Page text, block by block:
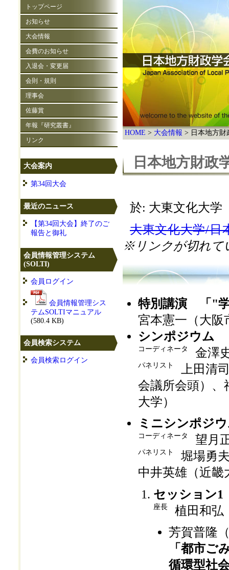
HOME 大会情報 日本地方
日本地方財政
於: 大東文化大学
大東文化大学/日
※リンクが切れて
特別講演 「"学
宮本憲一（大阪
シンポジウム
コーディネータ 金澤
パネリスト
上田清
会議所会頭）
大学）
ミニシンポジ
コーディネータ 望月
パネリスト
堀場勇
中井英雄（近畿
セッション
座長
植田和弘
芳賀普隆
「都市ご
循環型社
トップページ
お知らせ
大会情報
会費のお知らせ
入退会・変更届
会則・規則
理事会
佐藤賞
年報『研究叢書』
リンク
大会案内
第34回大会
最近のニュース
【第34回大会】終了のご
報告と御礼
会員情報管理システム
(SOLTI)
会員ログイン
会員情報管理シス
テムSOLTIマニュアル
(580.4 KB)
会員検索システム
会員検索ログイン